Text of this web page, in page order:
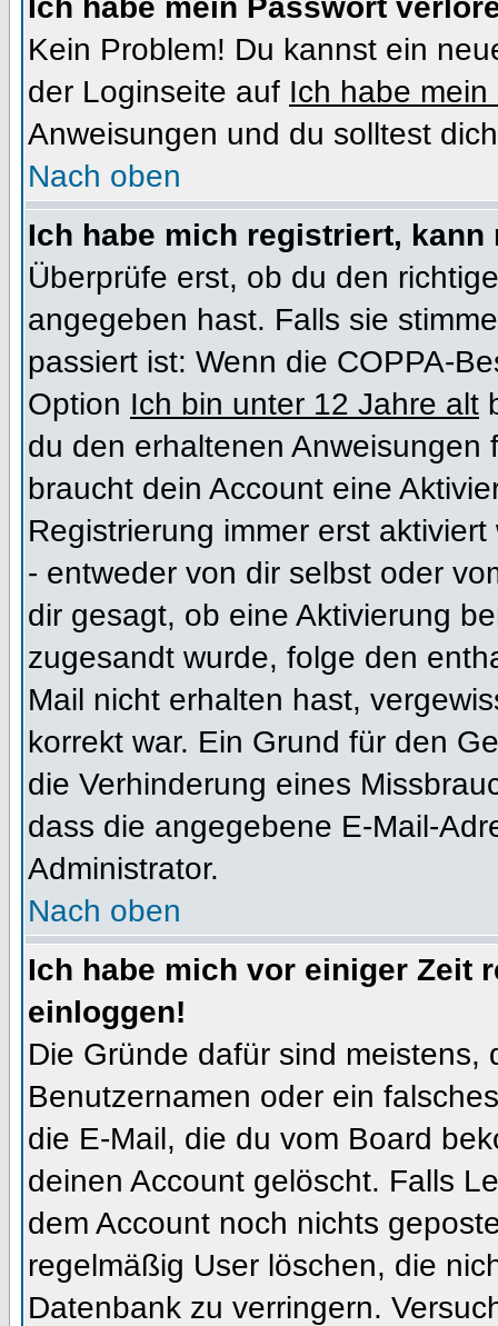
Kein Problem! Du kannst ein
der Loginseite auf Ich habe
Anweisungen und du solltest
Nach oben
Ich habe mich registriert,
Überprüfe erst, ob du den
angegeben hast. Falls sie
passiert ist: Wenn die COPPA-
Option Ich bin unter 12 Jahre alt
du den erhaltenen
braucht dein Account eine
Registrierung immer erst
- entweder von dir selbst oder
dir gesagt, ob eine Aktivierung
zugesandt wurde, folge den
Mail nicht erhalten hast,
korrekt war. Ein Grund für den
die Verhinderung eines
dass die angegebene E-Mail-
Administrator.
Nach oben
Ich habe mich vor einiger Zeit
einloggen!
Die Gründe dafür sind
Benutzernamen oder ein
die E-Mail, die du vom Board
deinen Account gelöscht. Falls
dem Account noch nichts
regelmäßig User löschen, die
Datenbank zu verringern.